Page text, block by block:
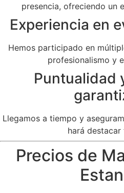
presencia, ofreciendo un
Experiencia en
Hemos participado en
profesionalismo y
Puntualidad
Llegamos a tiempo y
hará destacar
Precios de